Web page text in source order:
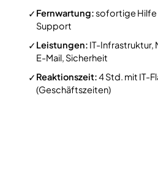
✓ Fernwartung:sofortige
Support
✓ Leistungen: IT-Infrastruktur,
E-Mail, Sicherheit
✓ Reaktionszeit:4 Std. mit IT-
(Geschäftszeiten)